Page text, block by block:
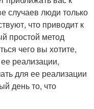
случаев люди только
что приводит к
простой метод
чего вы хотите,
реализации,
для ее реализации
день то, что